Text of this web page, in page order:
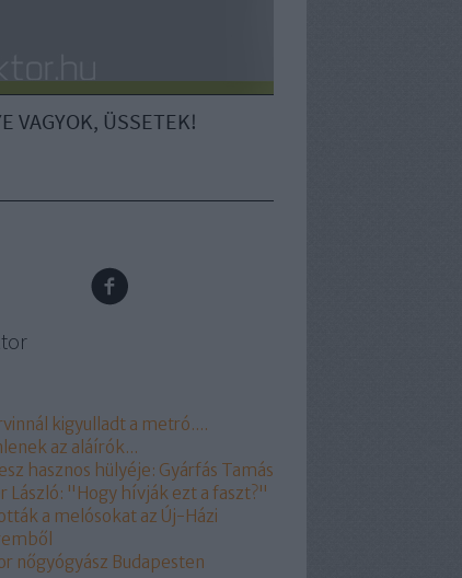
VAGYOK, ÜSSETEK!
kigyulladt a metró....
az aláírók...
hasznos hülyéje: Gyárfás Tamás
László: "Hogy hívják ezt a faszt?"
a melósokat az Új-Házi
nőgyógyász Budapesten